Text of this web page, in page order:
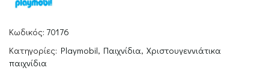
Κωδικός: 70176
Κατηγορίες: Playmobil, Παιχνίδια, Χριστουγεννιάτικα
παιχνίδια